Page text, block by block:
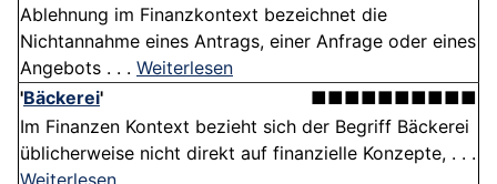
Ablehnung im Finanzkontext bezeichnet die
Nichtannahme eines Antrags, einer Anfrage oder eines
Angebots . . . Weiterlesen
'Bäckerei'
■■■■■■■■■■
Im Finanzen Kontext bezieht sich der Begriff Bäckerei
üblicherweise nicht direkt auf finanzielle Konzepte, . . .